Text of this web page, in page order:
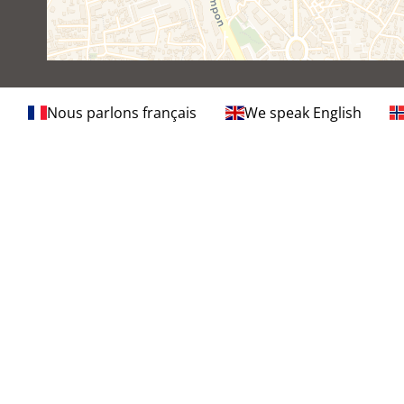
Nous parlons français We speak English